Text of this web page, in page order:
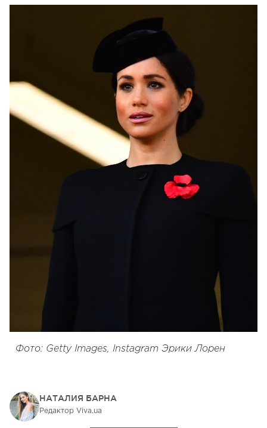
Фото: Getty Images, Instagram Эрики Лорен
НАТАЛИЯ БАРНА
Редактор Viva.ua